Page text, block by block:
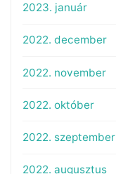
2023. január
2022. december
2022. november
2022. október
2022. szeptember
2022. augusztus